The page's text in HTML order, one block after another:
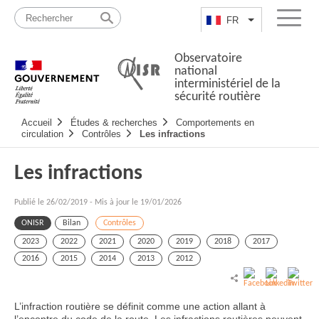
Passer
contenu
FR Lister lesMenu
Observatoire
national
interministériel de la
sécurité routière
principale
Accueil Études & recherches
Comportements en
circulation
Contrôles Les infractions
Les infractions
Publié le 26/02/2019 - Mis à jour le 19/01/2026
ONISR Bilan Contrôles
2023 2022 2021 2020 2019 2018
2017
2016
2015 2014 2013 2012
L’infraction routière se définit comme une action allant à